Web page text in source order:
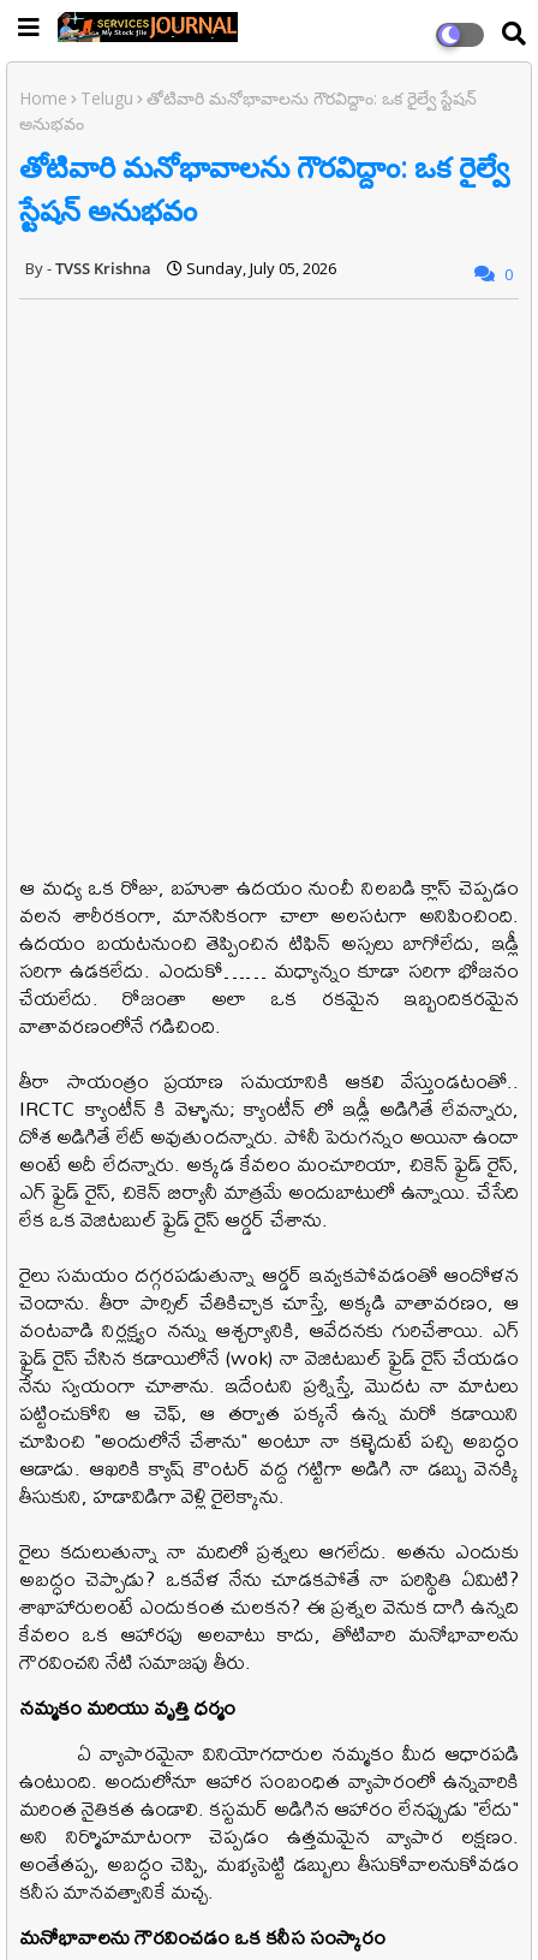
Home Telugu
తోటివారి మనోభావాలను గౌరవిద్దాం: ఒక రైల్వే స్టేషన్
అనుభవం
తోటివారి మనోభావాలను గౌరవిద్దాం: ఒక రైల్వే
స్టేషన్ అనుభవం
TVSS Krishna Sunday, July 05, 2026 0
ఆ మధ్య ఒక రోజు, బహుశా ఉదయం నుంచీ నిలబడి క్లాస్ చెప్పడం
వలన శారీరకంగా, మానసికంగా చాలా అలసటగా అనిపించింది.
ఉదయం బయటనుంచి తెప్పించిన టిఫిన్ అస్సలు బాగోలేదు, ఇడ్లీ
సరిగా ఉడకలేదు. ఎందుకో…… మధ్యాన్నం కూడా సరిగా భోజనం
చేయలేదు. రోజంతా అలా ఒక రకమైన ఇబ్బందికరమైన
వాతావరణంలోనే గడిచింది.
తీరా సాయంత్రం ప్రయాణ సమయానికి ఆకలి వేస్తుండటంతో..
IRCTC క్యాంటీన్ కి వెళ్ళాను; క్యాంటీన్ లో ఇడ్లీ అడిగితే లేవన్నారు,
దోశ అడిగితే లేట్ అవుతుందన్నారు. పోనీ పెరుగన్నం అయినా ఉందా
అంటే అదీ లేదన్నారు. అక్కడ కేవలం మంచూరియా, చికెన్ ఫ్రైడ్ రైస్,
ఎగ్ ఫ్రైడ్ రైస్, చికెన్ బిర్యానీ మాత్రమే అందుబాటులో ఉన్నాయి. చేసేది
లేక ఒక వెజిటబుల్ ఫ్రైడ్ రైస్ ఆర్డర్ చేశాను.
రైలు సమయం దగ్గరపడుతున్నా ఆర్డర్ ఇవ్వకపోవడంతో ఆందోళన
చెందాను. తీరా పార్సిల్ చేతికిచ్చాక చూస్తే, అక్కడి వాతావరణం, ఆ
వంటవాడి నిర్లక్ష్యం నన్ను ఆశ్చర్యానికి, ఆవేదనకు గురిచేశాయి. ఎగ్
ఫ్రైడ్ రైస్ చేసిన కడాయిలోనే (wok) నా వెజిటబుల్ ఫ్రైడ్ రైస్ చేయడం
నేను స్వయంగా చూశాను. ఇదేంటని ప్రశ్నిస్తే, మొదట నా మాటలు
పట్టించుకోని ఆ చెఫ్, ఆ తర్వాత పక్కనే ఉన్న మరో కడాయిని
చూపించి "అందులోనే చేశాను" అంటూ నా కళ్ళెదుటే పచ్చి అబద్ధం
ఆడాడు. ఆఖరికి క్యాష్ కౌంటర్ వద్ద గట్టిగా అడిగి నా డబ్బు వెనక్కి
తీసుకుని, హడావిడిగా వెళ్లి రైలెక్కాను.
రైలు కదులుతున్నా నా మదిలో ప్రశ్నలు ఆగలేదు. అతను ఎందుకు
అబద్ధం చెప్పాడు? ఒకవేళ నేను చూడకపోతే నా పరిస్థితి ఏమిటి?
శాఖాహారులంటే ఎందుకంత చులకన? ఈ ప్రశ్నల వెనుక దాగి ఉన్నది
కేవలం ఒక ఆహారపు అలవాటు కాదు, తోటివారి మనోభావాలను
గౌరవించని నేటి సమాజపు తీరు.
నమ్మకం మరియు వృత్తి ధర్మం
ఏ వ్యాపారమైనా వినియోగదారుల నమ్మకం మీద ఆధారపడి
ఉంటుంది. అందులోనూ ఆహార సంబంధిత వ్యాపారంలో ఉన్నవారికి
మరింత నైతికత ఉండాలి. కస్టమర్ అడిగిన ఆహారం లేనప్పుడు "లేదు"
అని నిర్మొహమాటంగా చెప్పడం ఉత్తమమైన వ్యాపార లక్షణం.
అంతేతప్ప,అబద్ధం చెప్పి, మభ్యపెట్టి డబ్బులు తీసుకోవాలనుకోవడం
కనీస మానవత్వానికే మచ్చ.
మనోభావాలను గౌరవించడం ఒక కనీస సంస్కారం